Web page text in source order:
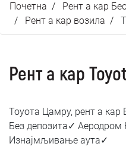
Цене
О нама
Најчешћа питања
Блог
Почетна
Рент а кар
Рент а кар возила
Рент а кар
Тоyота Цамрy, рент а
Без депозита✓ Аеродром
Изнајмљивање аута✓